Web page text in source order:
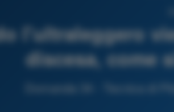
l'ultraleggero
discesa, come
Domanda 34 - Tecnica di